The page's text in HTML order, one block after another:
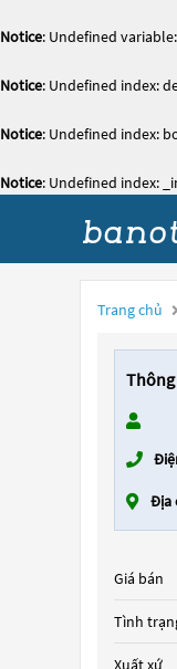
Notice: Undefined
Notice: Undefined index:
Notice: Undefined index:
Notice: Undefined index:
Trang chủ
Địa
Giá bán
Tình
Xuất xứ